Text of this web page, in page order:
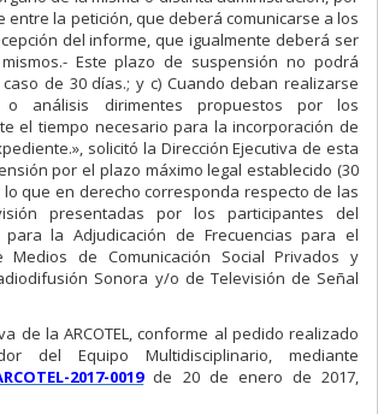
entre la petición, que deberá comunicarse a los
del informe, que igualmente deberá ser
Este plazo de suspensión no podrá
de 30 días.; y c) Cuando deban realizarse
o análisis dirimentes propuestos por los
el tiempo necesario para la incorporación de
solicitó la Dirección Ejecutiva de esta
por el plazo máximo legal establecido (30
que en derecho corresponda respecto de las
presentadas por los participantes del
para la Adjudicación de Frecuencias para el
Medios de Comunicación Social Privados y
Sonora y/o de Televisión de Señal
de la ARCOTEL, conforme al pedido realizado
del Equipo Multidisciplinario, mediante
2017-0019de 20 de enero de 2017,